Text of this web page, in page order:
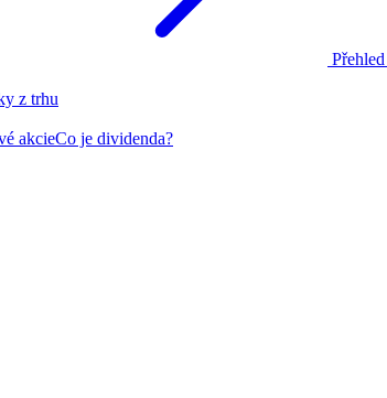
z trhu
akcieCo je dividenda?